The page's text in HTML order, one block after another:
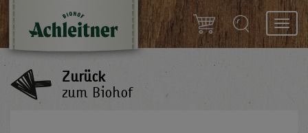
Zurück
zum Biohof